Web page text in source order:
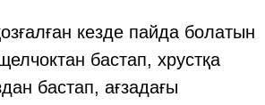
кезде пайда болатын
бастап, хрустқа
бастап, ағзадағы